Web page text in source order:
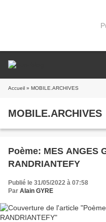
Accueil » MOBILE.ARCHIVES
MOBILE.ARCHIVES
Poème: MES ANGES GARDIENS - MAX
RANDRIANTEFY
Publié le 31/05/2022 à 07:58
Par Alain GYRE